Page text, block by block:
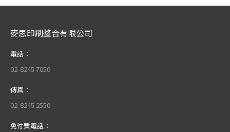
麥思印刷整合有限公司
電話：
02-8245 7050
傳真：
02-8245 2550
免付費電話：